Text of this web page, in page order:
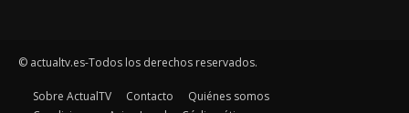
© actualtv.es-Todos los derechos reservados.
Sobre ActualTV Contacto
Quiénes somos